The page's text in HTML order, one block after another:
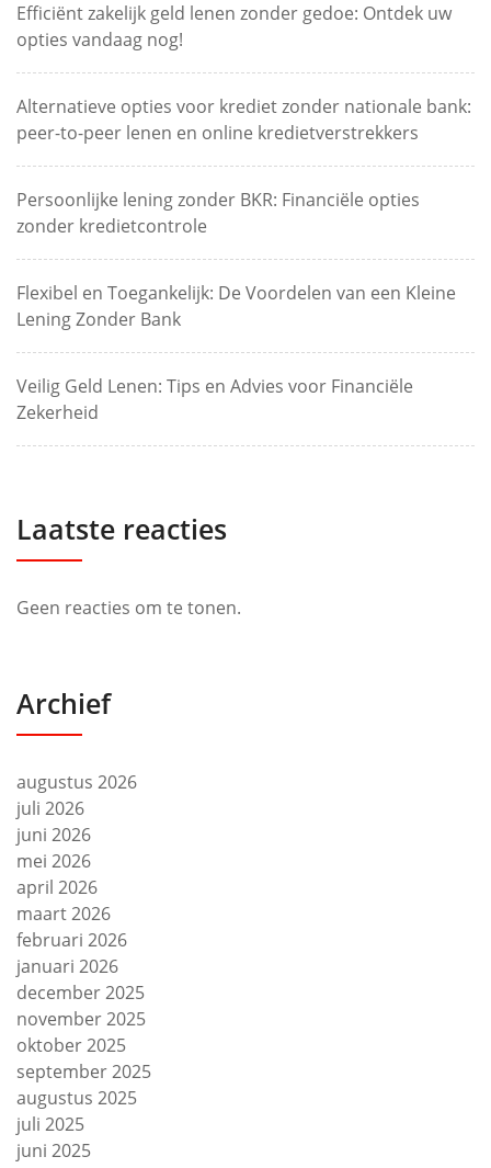
Efficiënt zakelijk geld lenen zonder gedoe: Ontdek uw
opties vandaag nog!
Alternatieve opties voor krediet zonder nationale bank:
peer-to-peer lenen en online kredietverstrekkers
Persoonlijke lening zonder BKR: Financiële opties
zonder kredietcontrole
Flexibel en Toegankelijk: De Voordelen van een Kleine
Lening Zonder Bank
Veilig Geld Lenen: Tips en Advies voor Financiële
Zekerheid
Laatste reacties
Geen reacties om te tonen.
Archief
augustus 2026
juli 2026
juni 2026
mei 2026
april 2026
maart 2026
februari 2026
januari 2026
december 2025
november 2025
oktober 2025
september 2025
augustus 2025
juli 2025
juni 2025